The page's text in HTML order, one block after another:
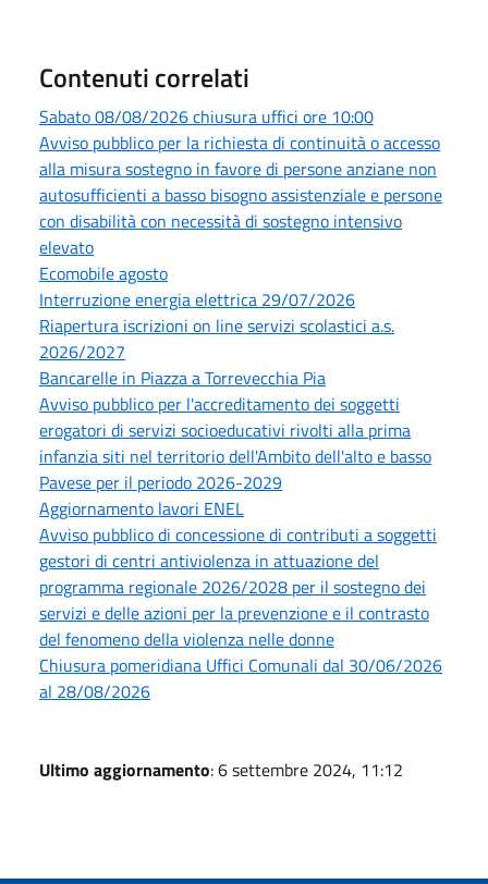
Contenuti correlati
Sabato 08/08/2026 chiusura uffici ore 10:00
Avviso pubblico per la richiesta di continuità o accesso
alla misura sostegno in favore di persone anziane non
autosufficienti a basso bisogno assistenziale e persone
con disabilità con necessità di sostegno intensivo
elevato
Ecomobile agosto
Interruzione energia elettrica 29/07/2026
Riapertura iscrizioni on line servizi scolastici a.s.
2026/2027
Bancarelle in Piazza a Torrevecchia Pia
Avviso pubblico per l'accreditamento dei soggetti
erogatori di servizi socioeducativi rivolti alla prima
infanzia siti nel territorio dell'Ambito dell'alto e basso
Pavese per il periodo 2026-2029
Aggiornamento lavori ENEL
Avviso pubblico di concessione di contributi a soggetti
gestori di centri antiviolenza in attuazione del
programma regionale 2026/2028 per il sostegno dei
servizi e delle azioni per la prevenzione e il contrasto
del fenomeno della violenza nelle donne
Chiusura pomeridiana Uffici Comunali dal 30/06/2026
al 28/08/2026
Ultimo aggiornamento: 6 settembre 2024, 11:12